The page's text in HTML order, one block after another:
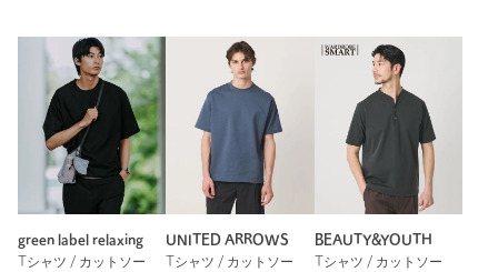
green label relaxing
Tシャツ / カットソー
UNITED ARROWS
Tシャツ / カットソー
BEAUTY&YOUTH
Tシャツ / カットソー